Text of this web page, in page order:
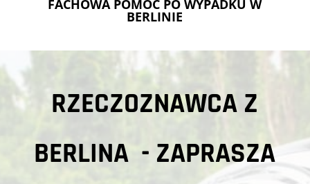
FACHOWA POMOC PO WYPADKU W
BERLINIE
RZECZOZNAWCA Z
BERLINA - ZAPRASZA